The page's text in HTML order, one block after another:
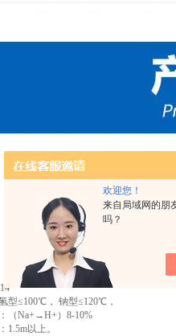
欢迎您！
来自局域网的朋
吗？
型≤100℃， 钠型≤120℃，
（Na+→H+）8-10%
1.5m以上。